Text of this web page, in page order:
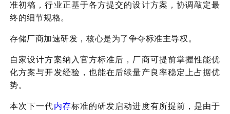
准初稿，行业正基于各方提交的设计方案，协调敲定最
终的细节规格。
存储厂商加速研发，核心是为了争夺标准主导权。
自家设计方案纳入官方标准后，厂商可提前掌握性能优
化方案与开发经验，也能在后续量产良率稳定上占据优
势。
本次下一代内存标准的研发启动进度有所提前，是由于